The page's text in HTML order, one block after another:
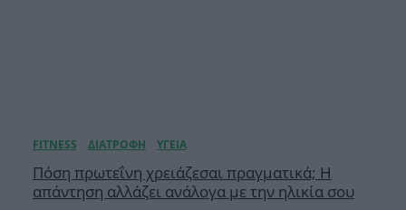
Πόση πρωτεΐνη χρειάζεσαι πραγματικά; Η
απάντηση αλλάζει ανάλογα με την ηλικία σου